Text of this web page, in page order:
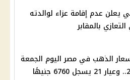
يعلن عدم إقامة عزاء لوالدته
بالمقابر
الذهب في مصر اليوم الجمعة